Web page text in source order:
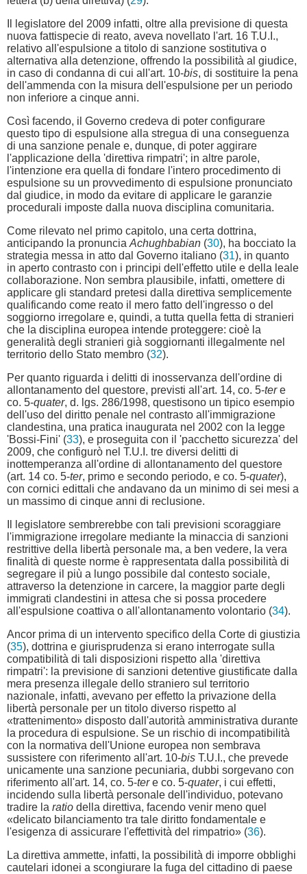
Il legislatore del 2009 infatti, oltre alla previsione di questa
nuova fattispecie di reato, aveva novellato l'art. 16 T.U.I.,
relativo all'espulsione a titolo di sanzione sostitutiva o
alternativa alla detenzione, offrendo la possibilità al giudice,
in caso di condanna di cui all'art. 10-bis, di sostituire la pena
dell'ammenda con la misura dell'espulsione per un periodo
non inferiore a cinque anni.
Così facendo, il Governo credeva di poter configurare
questo tipo di espulsione alla stregua di una conseguenza
di una sanzione penale e, dunque, di poter aggirare
l'applicazione della 'direttiva rimpatri'; in altre parole,
l'intenzione era quella di fondare l'intero procedimento di
espulsione su un provvedimento di espulsione pronunciato
dal giudice, in modo da evitare di applicare le garanzie
procedurali imposte dalla nuova disciplina comunitaria.
Come rilevato nel primo capitolo, una certa dottrina,
anticipando la pronunciaAchughbabian (30), ha bocciato la
strategia messa in atto dal Governo italiano (31), in quanto
in aperto contrasto con i principi dell'effetto utile e della leale
collaborazione. Non sembra plausibile, infatti, omettere di
applicare gli standard pretesi dalla direttiva semplicemente
qualificando come reato il mero fatto dell'ingresso o del
soggiorno irregolare e, quindi, a tutta quella fetta di stranieri
che la disciplina europea intende proteggere: cioè la
generalità degli stranieri già soggiornanti illegalmente nel
territorio dello Stato membro (32).
Per quanto riguarda i delitti di inosservanza dell'ordine di
allontanamento del questore, previsti all'art. 14, co. 5-tere
co. 5-quater, d. lgs. 286/1998, questisono un tipico esempio
dell'uso del diritto penale nel contrasto all'immigrazione
clandestina, una pratica inaugurata nel 2002 con la legge
'Bossi-Fini' (33), e proseguita con il 'pacchetto sicurezza' del
2009, che configurò nel T.U.I. tre diversi delitti di
inottemperanza all'ordine di allontanamento del questore
(art. 14 co. 5-ter, primo e secondo periodo, e co. 5-quater),
con cornici edittali che andavano da un minimo di sei mesi a
un massimo di cinque anni di reclusione.
Il legislatore sembrerebbe con tali previsioni scoraggiare
l'immigrazione irregolare mediante la minaccia di sanzioni
restrittive della libertà personale ma, a ben vedere, la vera
finalità di queste norme è rappresentata dalla possibilità di
segregare il più a lungo possibile dal contesto sociale,
attraverso la detenzione in carcere, la maggior parte degli
immigrati clandestini in attesa che si possa procedere
all'espulsione coattiva o all'allontanamento volontario (34).
Ancor prima di un intervento specifico della Corte di giustizia
(35), dottrina e giurisprudenza si erano interrogate sulla
compatibilità di tali disposizioni rispetto alla 'direttiva
rimpatri': la previsione di sanzioni detentive giustificate dalla
mera presenza illegale dello straniero sul territorio
nazionale, infatti, avevano per effetto la privazione della
libertà personale per un titolo diverso rispetto al
«trattenimento» disposto dall'autorità amministrativa durante
la procedura di espulsione. Se un rischio di incompatibilità
con la normativa dell'Unione europea non sembrava
sussistere con riferimento all'art. 10-bis T.U.I., che prevede
unicamente una sanzione pecuniaria, dubbi sorgevano con
riferimento all'art. 14, co. 5-tere co. 5-quater, i cui effetti,
incidendo sulla libertà personale dell'individuo, potevano
tradire la ratio della direttiva, facendo venir meno quel
«delicato bilanciamento tra tale diritto fondamentale e
l'esigenza di assicurare l'effettività del rimpatrio» (36).
La direttiva ammette, infatti, la possibilità di imporre obblighi
cautelari idonei a scongiurare la fuga del cittadino di paese